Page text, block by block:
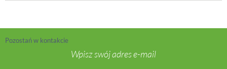
Pozostań w kontakcie
Wpisz swój adres e-mail